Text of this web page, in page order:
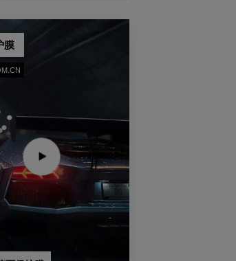
膜